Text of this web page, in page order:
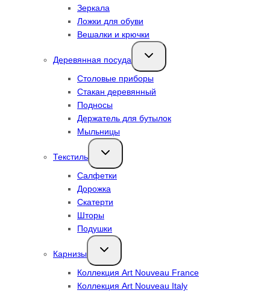
Зеркала
Ложки для обуви
Вешалки и крючки
Деревянная посуда
Переключить
дочернее
Столовые приборы
Стакан деревянный
Подносы
Держатель для бутылок
Мыльницы
Текстиль
Переключить
дочернее
Салфетки
Дорожка
Скатерти
Шторы
Подушки
Карнизы
Переключить
дочернее
Коллекция Art Nouveau France
Коллекция Art Nouveau Italy